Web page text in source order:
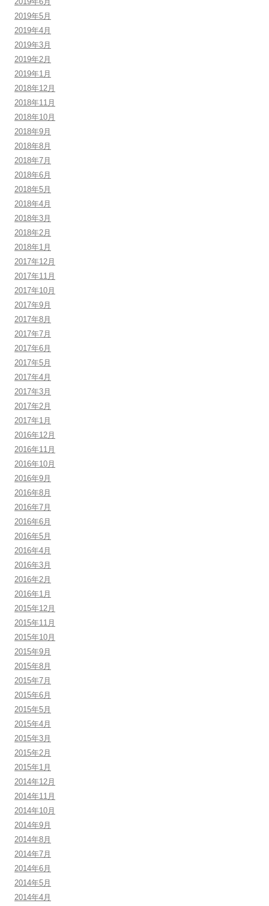
2019年5月
2019年4月
2019年3月
2019年2月
2019年1月
2018年12月
2018年11月
2018年10月
2018年9月
2018年8月
2018年7月
2018年6月
2018年5月
2018年4月
2018年3月
2018年2月
2018年1月
2017年12月
2017年11月
2017年10月
2017年9月
2017年8月
2017年7月
2017年6月
2017年5月
2017年4月
2017年3月
2017年2月
2017年1月
2016年12月
2016年11月
2016年10月
2016年9月
2016年8月
2016年7月
2016年6月
2016年5月
2016年4月
2016年3月
2016年2月
2016年1月
2015年12月
2015年11月
2015年10月
2015年9月
2015年8月
2015年7月
2015年6月
2015年5月
2015年4月
2015年3月
2015年2月
2015年1月
2014年12月
2014年11月
2014年10月
2014年9月
2014年8月
2014年7月
2014年6月
2014年5月
2014年4月